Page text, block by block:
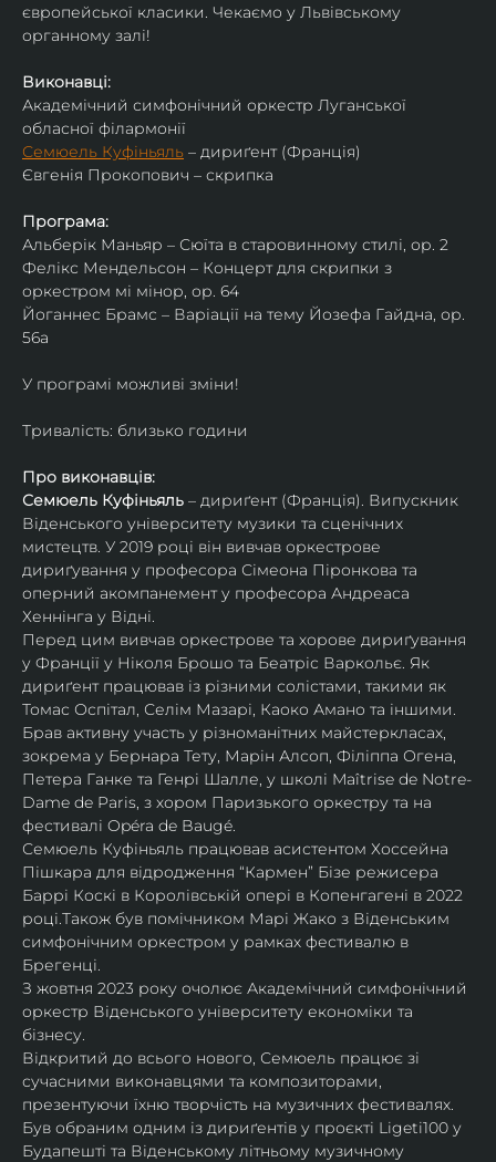
європейської класики. Чекаємо у Львівському
органному залі!
Виконавці:
Академічний симфонічний оркестр Луганської
обласної філармонії
Семюель Куфіньяль – дириґент (Франція)
Євгенія Прокопович – скрипка
Програма:
Альберік Маньяр – Сюїта в старовинному стилі, ор. 2
Фелікс Мендельсон – Концерт для скрипки з
оркестром мі мінор, ор. 64
Йоганнес Брамс – Варіації на тему Йозефа Гайдна, ор.
56a
У програмі можливі зміни!
Тривалість: близько години
Про виконавців:
Семюель Куфіньяль – дириґент (Франція). Випускник
Віденського університету музики та сценічних
мистецтв. У 2019 році він вивчав оркестрове
дириґування у професора Сімеона Піронкова та
оперний акомпанемент у професора Андреаса
Хеннінга у Відні.
Перед цим вивчав оркестрове та хорове дириґування
у Франції у Ніколя Брошо та Беатріс Варкольє. Як
дириґент працював із різними солістами, такими як
Томас Оспітал, Селім Мазарі, Каоко Амано та іншими.
Брав активну участь у різноманітних майстеркласах,
зокрема у Бернара Тету, Марін Алсоп, Філіппа Огена,
Петера Ганке та Генрі Шалле, у школі Maîtrise de Notre-
Dame de Paris, з хором Паризького оркестру та на
фестивалі Opéra de Baugé.
Семюель Куфіньяль працював асистентом Хоссейна
Пішкара для відродження “Кармен” Бізе режисера
Баррі Коскі в Королівській опері в Копенгагені в 2022
році.Також був помічником Марі Жако з Віденським
симфонічним оркестром у рамках фестивалю в
Брегенці.
З жовтня 2023 року очолює Академічний симфонічний
оркестр Віденського університету економіки та
бізнесу.
Відкритий до всього нового, Семюель працює зі
сучасними виконавцями та композиторами,
презентуючи їхню творчість на музичних фестивалях.
Був обраним одним із дириґентів у проєкті Ligeti100 у
Будапешті та Віденському літньому музичному